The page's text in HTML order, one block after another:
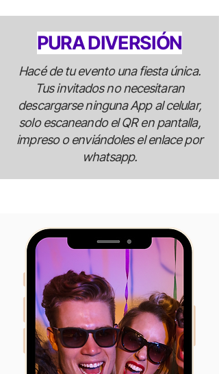
PURA DIVERSIÓN
Hacé de tu evento una fiesta única.
Tus invitados no necesitaran
descargarse ninguna App al celular,
solo escaneando el QR en pantalla,
impreso o enviándoles el enlace por
whatsapp.